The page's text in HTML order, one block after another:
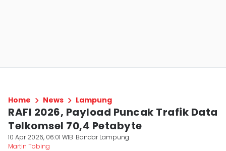
Home News Lampung
RAFI 2026, Payload Puncak Trafik Data
Telkomsel 70,4 Petabyte
10 Apr 2026, 06:01 WIB Bandar Lampung
Martin Tobing